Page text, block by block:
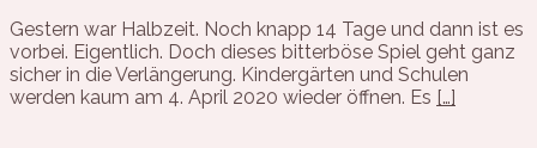
Gestern war Halbzeit. Noch knapp 14 Tage und dann ist es
vorbei. Eigentlich. Doch dieses bitterböse Spiel geht ganz
sicher in die Verlängerung. Kindergärten und Schulen
werden kaum am 4. April 2020 wieder öffnen. Es […]